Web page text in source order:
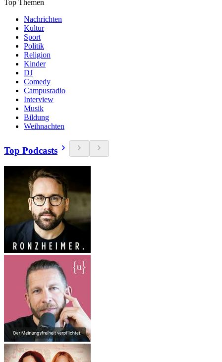
Top Themen
Nachrichten
Kultur
Sport
Politik
Religion
Kinder
DJ
Comedy
Campusradio
Interview
Musik
Bildung
Weihnachten
Top Podcasts